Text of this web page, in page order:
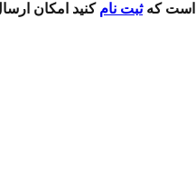
است کهثبت نام کنید امکان